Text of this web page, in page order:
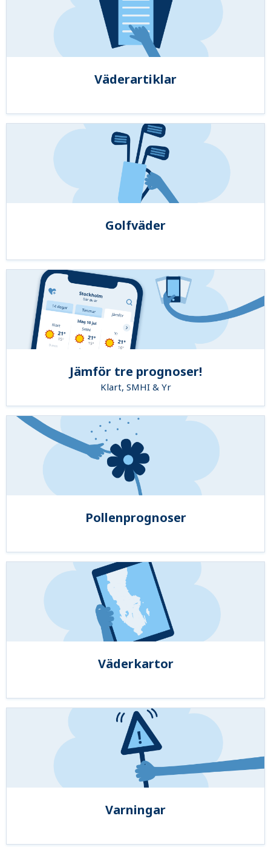
Väderartiklar
Golfväder
Jämför tre prognoser!
Klart, SMHI & Yr
Pollenprognoser
Väderkartor
Varningar